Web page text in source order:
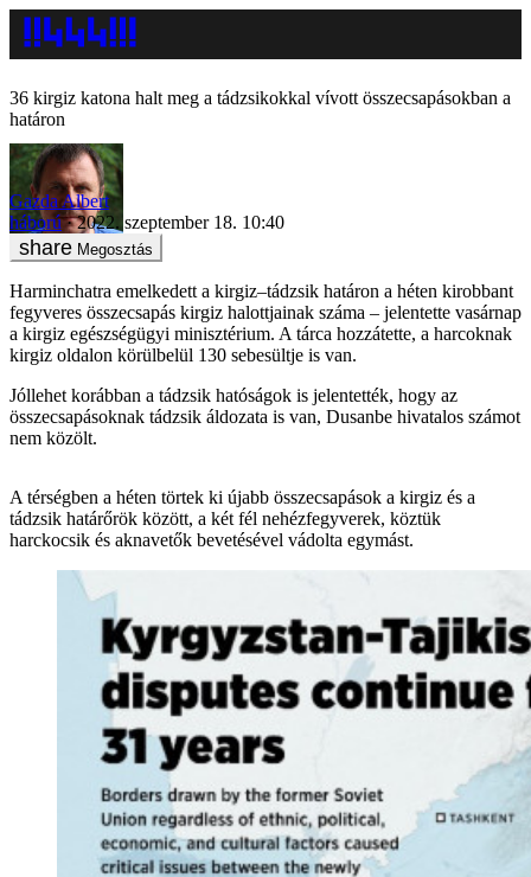
36 kirgiz katona halt meg a tádzsikokkal vívott összecsapásokban a
határon
Gazda Albert
háború
2022. szeptember 18. 10:40
Megosztás
Harminchatra emelkedett a kirgiz–tádzsik határon a héten kirobbant
fegyveres összecsapás kirgiz halottjainak száma – jelentette vasárnap
a kirgiz egészségügyi minisztérium. A tárca hozzátette, a harcoknak
kirgiz oldalon körülbelül 130 sebesültje is van.
Jóllehet korábban a tádzsik hatóságok is jelentették, hogy az
összecsapásoknak tádzsik áldozata is van, Dusanbe hivatalos számot
nem közölt.
A térségben a héten törtek ki újabb összecsapások a kirgiz és a
tádzsik határőrök között, a két fél nehézfegyverek, köztük
harckocsik és aknavetők bevetésével vádolta egymást.